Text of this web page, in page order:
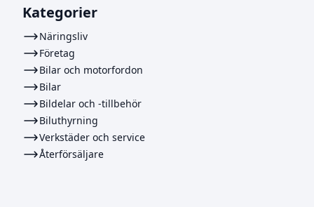
Kategorier
Näringsliv
Företag
Bilar och motorfordon
Bilar
Bildelar och -tillbehör
Biluthyrning
Verkstäder och service
Återförsäljare